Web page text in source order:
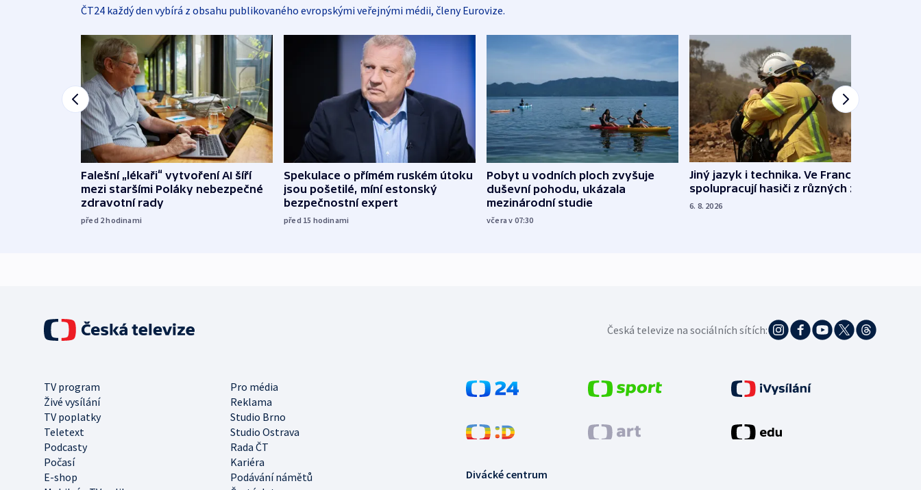
ČT24 každý den vybírá z obsahu publikovaného evropskými veřejnými médii, členy Eurovize.
Falešní „lékaři“ vytvoření AI šíří
mezi staršími Poláky nebezpečné
zdravotní rady
před 2hodinami
Spekulace o přímém ruském útoku
jsou pošetilé, míní estonský
bezpečnostní expert
před 15 hodinami
Pobyt u vodních ploch zvyšuje
duševní pohodu, ukázala
mezinárodní studie
včera v 07:30
Jiný jazyk i technika. Ve Francii
spolupracují hasiči z různých zemí
6. 8. 2026
Česká televize na sociálních sítích:
TV program
Pro média
Živé vysílání
Reklama
TV poplatky
Studio Brno
Teletext
Studio Ostrava
Podcasty
Rada ČT
Počasí
Kariéra
E-shop
Podávání námětů
Divácké centrum